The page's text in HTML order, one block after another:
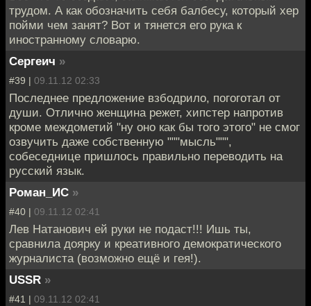
трудом. А как обозначить себя балбесу, который хер
пойми чем занят? Вот и тянется его рука к
иностранному словарю.
Сергеич »
#39 | 09.11.12 02:33
Последнее предложение взбодрило, погоготал от
души. Отлично женщина режет, хипстер напротив
кроме междометий "ну оно как бы того этого" не смог
озвучить даже собственную """мысль""",
собеседнице пришлось правильно переводить на
русский язык.
Роман_ИС »
#40 | 09.11.12 02:41
Лев Натанович ей руки не подаст!!! Ишь ты,
сравнила доярку и креативного демократического
журналиста (возможно ещё и гея!).
USSR »
#41 | 09.11.12 02:41